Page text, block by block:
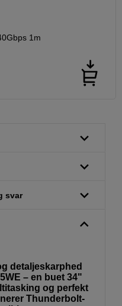
1m
svar
detaljeskarphed
– en buet 34"
og perfekt
Thunderbolt-